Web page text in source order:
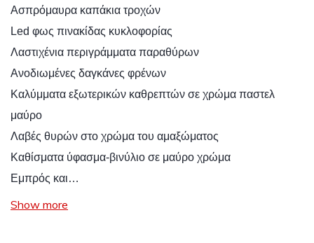
Ασπρόμαυρα καπάκια τροχών
Led φως πινακίδας κυκλοφορίας
Λαστιχένια περιγράμματα παραθύρων
Ανοδιωμένες δαγκάνες φρένων
Καλύμματα εξωτερικών καθρεπτών σε χρώμα παστελ
μαύρο
Λαβές θυρών στο χρώμα του αμαξώματος
Καθίσματα ύφασμα-βινύλιο σε μαύρο χρώμα
Εμπρός και…
Show more